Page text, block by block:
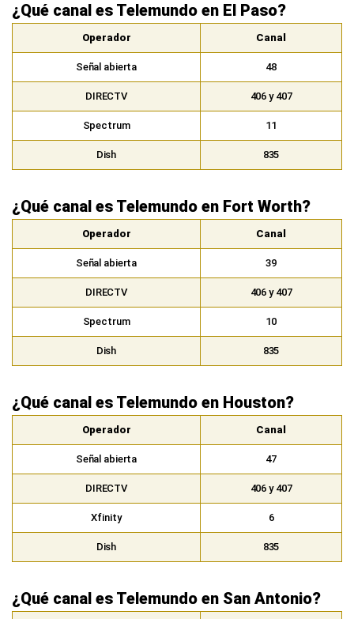
¿Qué canal es Telemundo en El Paso?
Operador Canal
Señal abierta 48
DIRECTV 406 y 407
Spectrum 11
Dish 835
¿Qué canal es Telemundo en Fort Worth?
Operador Canal
Señal abierta 39
DIRECTV 406 y 407
Spectrum 10
Dish 835
¿Qué canal es Telemundo en Houston?
Operador Canal
Señal abierta 47
DIRECTV 406 y 407
Xfinity 6
Dish 835
¿Qué canal es Telemundo en San Antonio?